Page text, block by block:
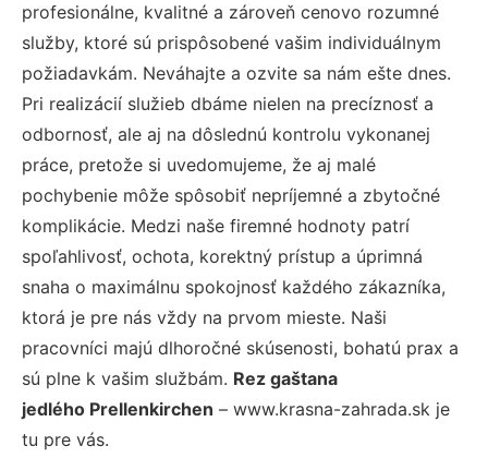
profesionálne, kvalitné a zároveň cenovo rozumné
služby, ktoré sú prispôsobené vašim individuálnym
požiadavkám. Neváhajte a ozvite sa nám ešte dnes.
Pri realizácií služieb dbáme nielen na precíznosť a
odbornosť, ale aj na dôslednú kontrolu vykonanej
práce, pretože si uvedomujeme, že aj malé
pochybenie môže spôsobiť nepríjemné a zbytočné
komplikácie. Medzi naše firemné hodnoty patrí
spoľahlivosť, ochota, korektný prístup a úprimná
snaha o maximálnu spokojnosť každého zákazníka,
ktorá je pre nás vždy na prvom mieste. Naši
pracovníci majú dlhoročné skúsenosti, bohatú prax a
sú plne k vašim službám. Rez gaštana
jedlého Prellenkirchen – www.krasna-zahrada.sk je
tu pre vás.